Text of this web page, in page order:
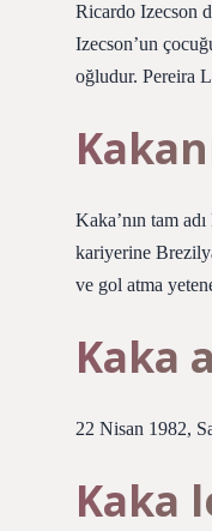
Ricardo Izecson
Izecson’un
oğludur. Pereira
Kaka’nın tam
kariyerine
ve gol atma
Kaka
22 Nisan 1982,
Kaka